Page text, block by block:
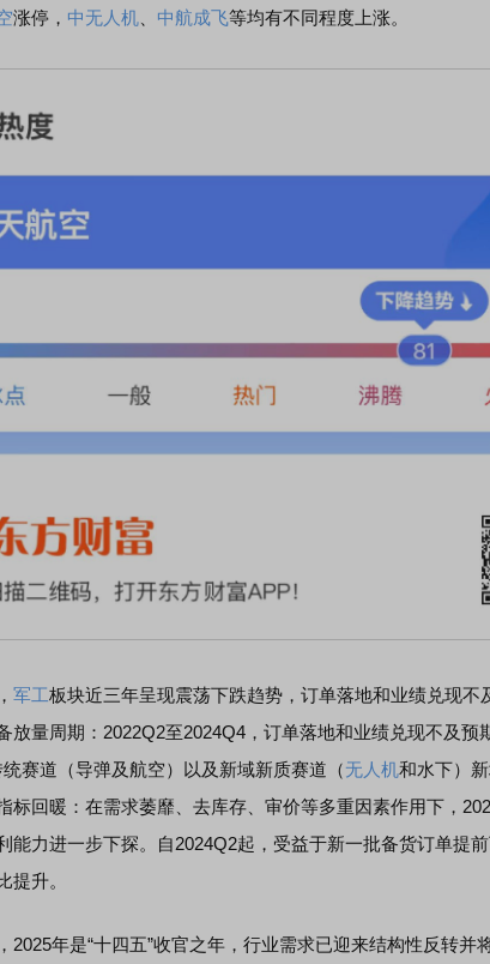
涨停， 中无人机 中航成飞等均有不同程度上涨。
军工板块近三年呈现震荡下跌趋势，订单落地和业绩兑现不
放量周期：2022Q2至2024Q4，订单落地和业绩兑现不及预
赛道（导弹及航空）以及新域新质赛道（无人机和水下）
标回暖：在需求萎靡、去库存、审价等多重因素作用下，
能力进一步下探。自2024Q2起，受益于新一批备货订单提
提升。
2025年是“十四五”收官之年，行业需求已迎来结构性反转并